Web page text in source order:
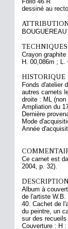
dessiné au recto
TECHNIQUES
Crayon
H. 00,086m ; L.
HISTORIQUE :
Fonds d'atelier
autres carnets
droite : ML (non
Ampliation du
Dernière
Mode
Année
Ce carnet est
2004, p. 32).
Album à
de l'artiste
40. Cachet de
du peintre, un
sur des
Couverture : H